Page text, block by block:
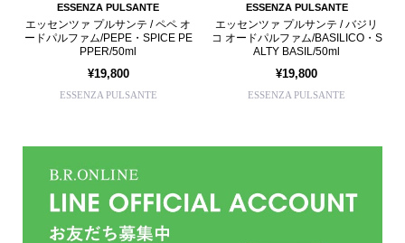
ESSENZA PULSANTE
エッセンツァ プルサンテ / ペペ オ
ードパルファム/PEPE・SPICE PE
PPER/50ml
¥19,800
ESSENZA PULSANTE
ESSENZA PULSANTE
エッセンツァ プルサンテ / バジリ
コ オードパルファム/BASILICO・S
ALTY BASIL/50ml
¥19,800
ESSENZA PULSANTE